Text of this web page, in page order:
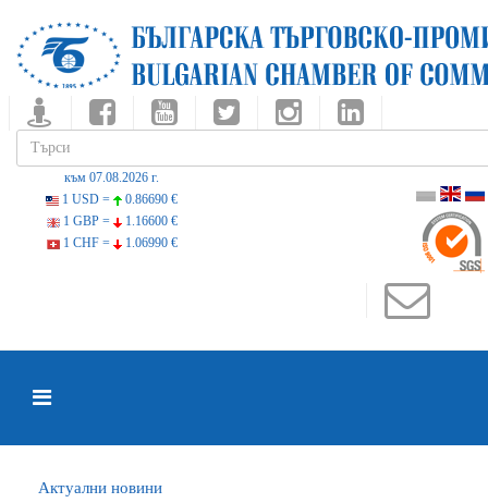
към 07.08.2026 г.
1 USD =
0.86690 €
1 GBP =
1.16600 €
1 CHF =
1.06990 €
Актуални новини